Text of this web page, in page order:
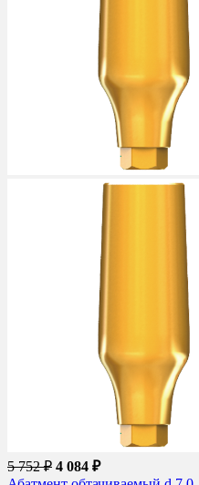
5 752 ₽ 4 084 ₽